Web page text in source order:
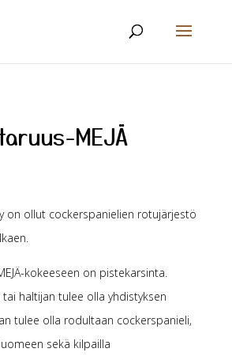
MEJÄ
on ollut cockerspanielien rotujärjestö
kokeeseen on pistekarsinta.
haltijan tulee olla yhdistyksen
tulee olla rodultaan cockerspanieli,
sekä kilpailla